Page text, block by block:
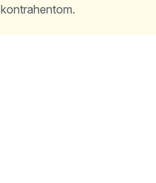
kontrahentom.